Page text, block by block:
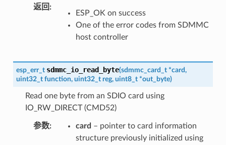
返回
ESP_OK on success
One of the error codes from SDMMC
host controller
esp_err_t sdmmc_io_read_byte(sdmmc_card_t *card,
uint32_t function, uint32_t reg, uint8_t *out_byte)
Read one byte from an SDIO card using
IO_RW_DIRECT (CMD52)
参数 card – pointer to card information
structure previously initialized using